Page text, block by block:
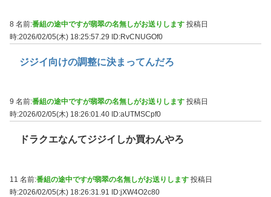
8 名前:番組の途中ですが翡翠の名無しがお送りします 投稿日
時:2026/02/05(木) 18:25:57.29 ID:RvCNUGOf0
ジジイ向けの調整に決まってんだろ
9 名前:番組の途中ですが翡翠の名無しがお送りします 投稿日
時:2026/02/05(木) 18:26:01.40 ID:aUTMSCpf0
ドラクエなんてジジイしか買わんやろ
11 名前:番組の途中ですが翡翠の名無しがお送りします 投稿日
時:2026/02/05(木) 18:26:31.91 ID:jXW4O2c80